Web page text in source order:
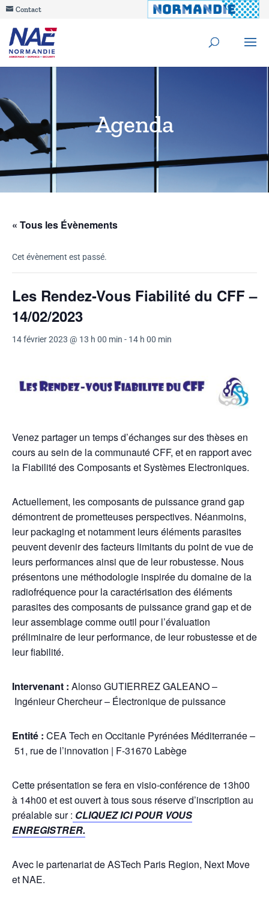
Contact
Agenda
« Tous les Évènements
Cet évènement est passé.
Les Rendez-Vous Fiabilité du CFF –
14/02/2023
14 février 2023 @ 13 h 00 min - 14 h 00 min
Venez partager un temps d’échanges sur des thèses en
cours au sein de la communauté CFF, et en rapport avec
la Fiabilité des Composants et Systèmes Electroniques.
Actuellement, les composants de puissance grand gap
démontrent de prometteuses perspectives. Néanmoins,
leur packaging et notamment leurs éléments parasites
peuvent devenir des facteurs limitants du point de vue de
leurs performances ainsi que de leur robustesse. Nous
présentons une méthodologie inspirée du domaine de la
radiofréquence pour la caractérisation des éléments
parasites des composants de puissance grand gap et de
leur assemblage comme outil pour l’évaluation
préliminaire de leur performance, de leur robustesse et de
leur fiabilité.
Intervenant : Alonso GUTIERREZ GALEANO –
Ingénieur Chercheur – Électronique de puissance
Entité : CEA Tech en Occitanie Pyrénées Méditerranée –
51, rue de l’innovation | F-31670 Labège
Cette présentation se fera en visio-conférence de 13h00
à 14h00 et est ouvert à tous sous réserve d’inscription au
préalable sur : CLIQUEZ ICIPOUR VOUS
ENREGISTRER.
Avec le partenariat de ASTech Paris Region, Next Move
et NAE.